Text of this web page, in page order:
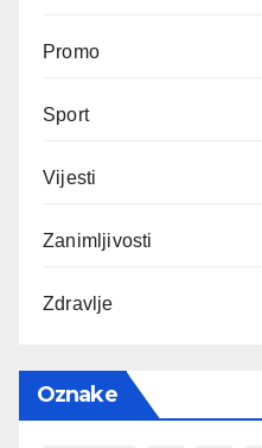
Promo
Sport
Vijesti
Zanimljivosti
Zdravlje
Oznake